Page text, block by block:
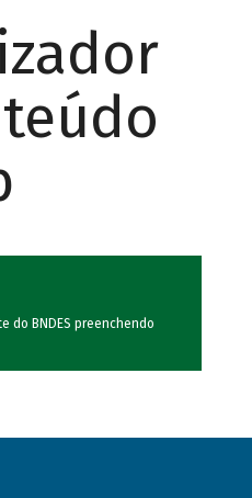
do BNDES preenchendo